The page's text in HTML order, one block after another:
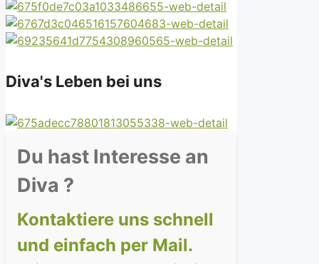
Diva's Leben bei uns
Du hast Interesse an
Diva ?
Kontaktiere uns schnell
und einfach per Mail.